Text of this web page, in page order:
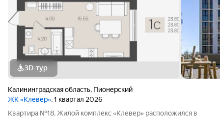
3D-тур
Калининградская область, Пионерский
ЖК «Клевер», 1 квартал 2026
Квартира №18. Жилой комплекс «Клевер» расположился в